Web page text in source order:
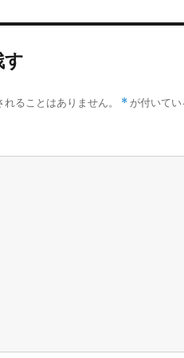
ることはありません。 * が付いて